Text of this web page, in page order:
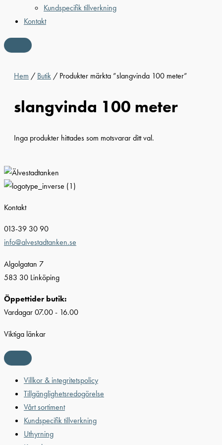
Kundspecifik tillverkning
Kontakt
Hem / Butik / Produkter märkta ”slangvinda 100 meter”
slangvinda 100 meter
Inga produkter hittades som motsvarar ditt val.
Kontakt
013-39 30 90
info@alvestadtanken.se
Algolgatan 7
583 30 Linköping
Öppettider butik:
Vardagar 07.00 - 16.00
Viktiga länkar
Villkor & integritetspolicy
Tillgänglighetsredogörelse
Vårt sortiment
Kundspecifik tillverkning
Uthyrning